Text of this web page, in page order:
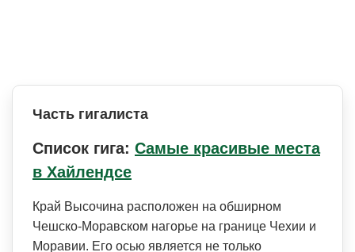
Часть гигалиста
Список гига: Самые красивые места
в Хайлендсе
Край Высочина расположен на обширном
Чешско-Моравском нагорье на границе Чехии и
Моравии. Его осью является не только